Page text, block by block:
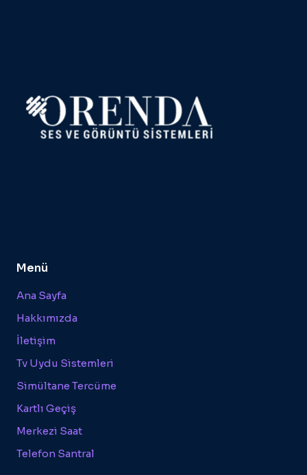
Menü
Ana Sayfa
Hakkımızda
İletişim
Tv Uydu Sistemleri
Simültane Tercüme
Kartlı Geçiş
Merkezi Saat
Telefon Santral